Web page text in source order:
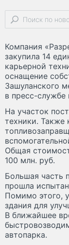
Компания
закупила 14
карьерной
оснащение
Зашуланского
в пресс-службе
На участок
техники. Также
Общая
100 млн. руб.
Большая часть
прошла
Помимо этого,
здания для
В ближайшее
автопарка.